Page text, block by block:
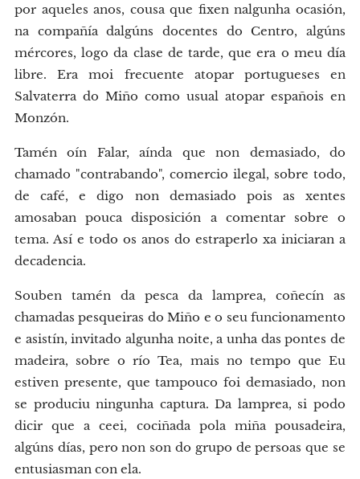
por aqueles anos, cousa que fixen nalgunha ocasión,
na compañía dalgúns docentes do Centro, algúns
mércores, logo da clase de tarde, que era o meu día
libre. Era moi frecuente atopar portugueses en
Salvaterra do Miño como usual atopar españois en
Monzón.
Tamén oín Falar, aínda que non demasiado, do
chamado "contrabando", comercio ilegal, sobre todo,
de café, e digo non demasiado pois as xentes
amosaban pouca disposición a comentar sobre o
tema. Así e todo os anos do estraperlo xa iniciaran a
decadencia.
Souben tamén da pesca da lamprea, coñecín as
chamadas pesqueiras do Miño e o seu funcionamento
e asistín, invitado algunha noite, a unha das pontes de
madeira, sobre o río Tea, mais no tempo que Eu
estiven presente, que tampouco foi demasiado, non
se produciu ningunha captura. Da lamprea, si podo
dicir que a ceei, cociñada pola miña pousadeira,
algúns días, pero non son do grupo de persoas que se
entusiasman con ela.